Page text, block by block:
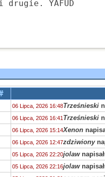
YAFUD
06 Lipca, 2026 16:48Trześnieski
06 Lipca, 2026 16:41 Trześnieski
06 Lipca, 2026 15:14Xenon
06 Lipca, 2026 12:47zdziwiony
05 Lipca, 2026 22:20jolaw
05 Lipca, 2026 22:16jolaw